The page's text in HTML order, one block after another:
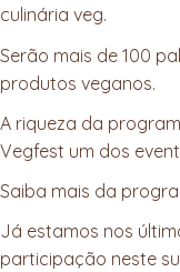
culinária veg.
Serão mais de 100
produtos veganos.
A riqueza da
Vegfest um dos
Saiba mais da
Já estamos nos
participação neste